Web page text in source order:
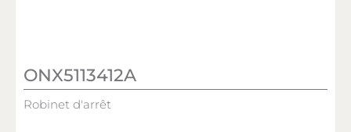
ONX5113412A
Robinet d'arrêt